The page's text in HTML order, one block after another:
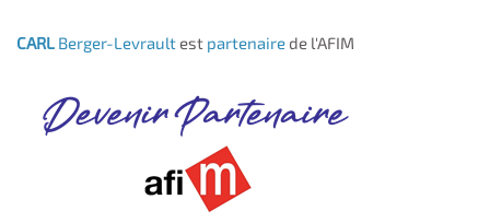
CARL Berger-Levraultest partenairede l'AFIM